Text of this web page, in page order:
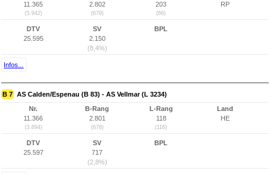
11.365
(5.942)
2.802
(679)
203
(66)
RP
DTV
25.595
SV
2.150
(8,4%)
BPL
Infos...
B 7 AS Calden/Espenau (B 83) - AS Vellmar (L 3234)
Nr.
11.366
(3.894)
B-Rang
2.801
(678)
L-Rang
118
(116)
Land
HE
DTV
25.597
SV
717
(2,8%)
BPL